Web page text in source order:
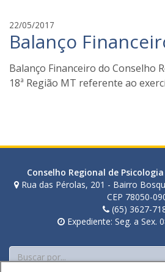
o
i
22/05/2017
a
b
i
a
z
Balanço
Balanço Financeiro do Conselho
18ª Região MT referente ao
Conselho Regional de
Rua das Pérolas, 201 - Bairro
CEP 78050-
(65) 3627-
Expediente: Seg. a Sex.
Buscar